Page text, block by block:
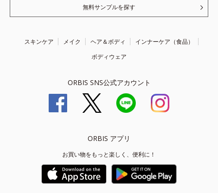
無料サンプルを探す
スキンケア メイク ヘア＆ボディ
インナーケア（食品）
ボディウェア
ORBIS SNS公式アカウント
ORBIS アプリ
お買い物をもっと楽しく、便利に！